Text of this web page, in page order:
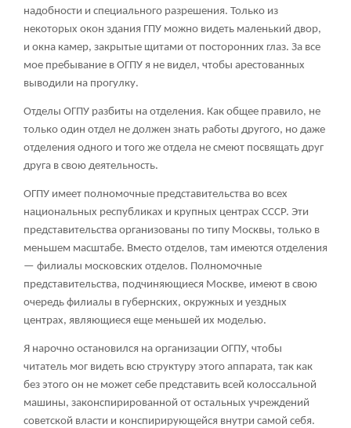
надобности и специального разрешения. Только из
некоторых окон здания ГПУ можно видеть маленький двор,
и окна камер, закрытые щитами от посторонних глаз. За все
мое пребывание в ОГПУ я не видел, чтобы арестованных
выводили на прогулку.
Отделы ОГПУ разбиты на отделения. Как общее правило, не
только один отдел не должен знать работы другого, но даже
отделения одного и того же отдела не смеют посвящать друг
друга в свою деятельность.
ОГПУ имеет полномочные представительства во всех
национальных республиках и крупных центрах СССР. Эти
представительства организованы по типу Москвы, только в
меньшем масштабе. Вместо отделов, там имеются отделения
— филиалы московских отделов. Полномочные
представительства, подчиняющиеся Москве, имеют в свою
очередь филиалы в губернских, окружных и уездных
центрах, являющиеся еще меньшей их моделью.
Я нарочно остановился на организации ОГПУ, чтобы
читатель мог видеть всю структуру этого аппарата, так как
без этого он не может себе представить всей колоссальной
машины, законспирированной от остальных учреждений
советской власти и конспирирующейся внутри самой себя.